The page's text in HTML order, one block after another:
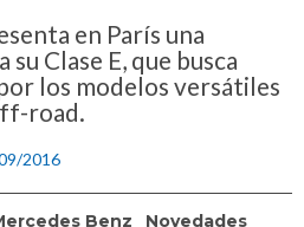
en París una
Clase E, que busca
los modelos versátiles
road.
2016
Benz
Novedades